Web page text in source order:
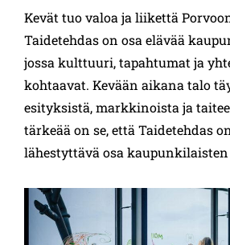
Kevät tuo valoa ja liikettä
Taidetehdas on osa elävää
jossa kulttuuri, tapahtumat ja
kohtaavat. Kevään aikana talo
esityksistä, markkinoista ja
tärkeää on se, että Taidetehdas
lähestyttävä osa kaupunkilaisten